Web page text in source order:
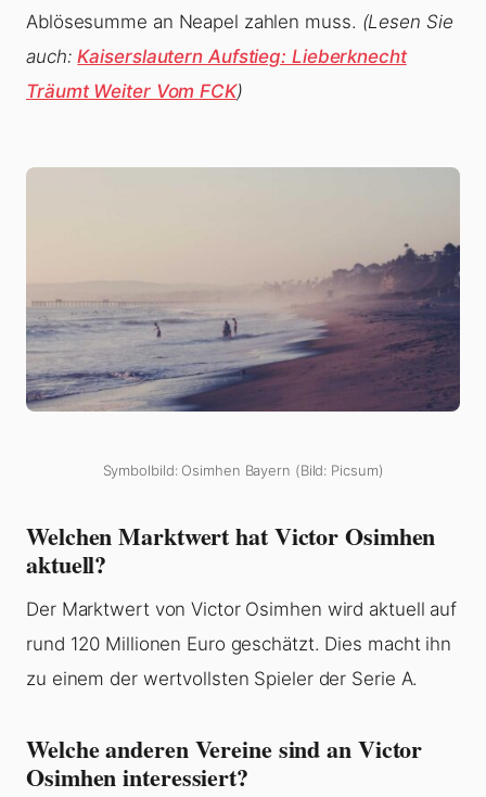
Ablösesumme an Neapel zahlen muss. (Lesen Sie
auch:Kaiserslautern Aufstieg: Lieberknecht
Träumt Weiter Vom FCK)
Symbolbild: Osimhen Bayern (Bild: Picsum)
Welchen Marktwert hat Victor Osimhen
aktuell?
Der Marktwert von Victor Osimhen wird aktuell auf
rund 120 Millionen Euro geschätzt. Dies macht ihn
zu einem der wertvollsten Spieler der Serie A.
Welche anderen Vereine sind an Victor
Osimhen interessiert?